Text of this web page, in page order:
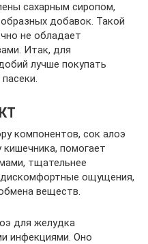
сахарным сиропом,
добавок. Такой
не обладает
Итак, для
лучше покупать
компонентов, сок алоэ
помогает
тщательнее
дискомфортные ощущения,
веществ.
для желудка
инфекциями. Оно